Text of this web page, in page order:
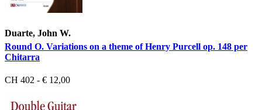
Duarte, John W.
Round O. Variations on a theme of Henry Purcell op. 148 per
Chitarra
CH 402 - € 12,00